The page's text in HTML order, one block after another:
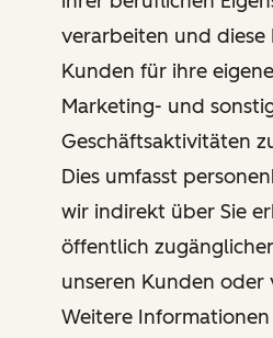
verarbeiten und diese
Kunden für ihre
Marketing- und
Geschäftsaktivitäten
Dies umfasst
wir indirekt über Sie
öffentlich
unseren Kunden
Weitere